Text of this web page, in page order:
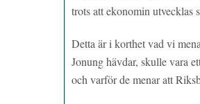
trots att ekonomin utvecklas
Detta är i korthet vad vi
Jonung hävdar, skulle vara
och varför de menar att